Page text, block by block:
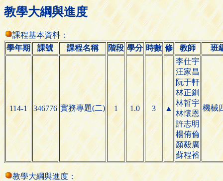
教學大綱與進度
課程基本資料：
學年期
課號 課程名稱 階段 學分 時數 修 教師 班
114-1 346776 實務專題(二) 1 1.0 3 ▲
李仕宇
汪家昌
阮于軒
林正釧
林哲宇
林懷恩
許志明
楊侑倫
顏毅廣
蘇程裕
機械
教學大綱與進度：